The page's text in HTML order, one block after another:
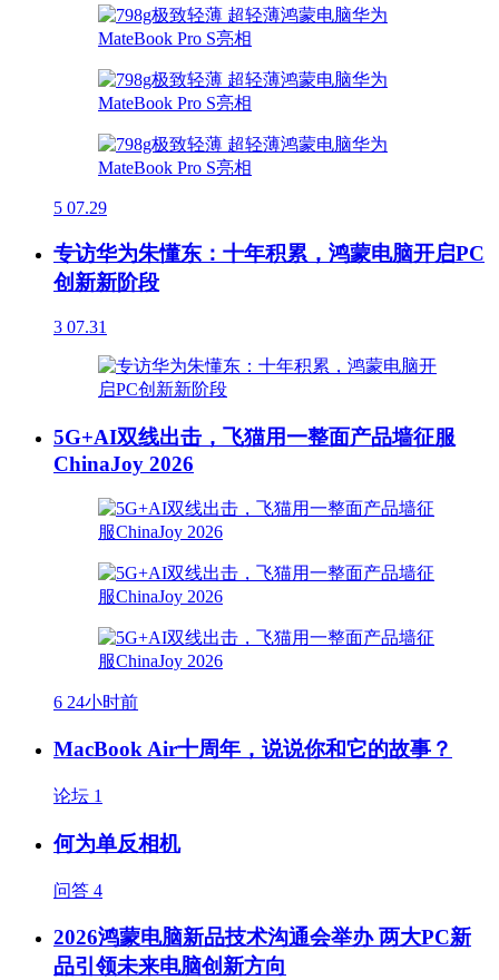
5 07.29
专访华为朱懂东：十年积累，鸿蒙电脑开启PC
创新新阶段
3 07.31
5G+AI双线出击，飞猫用一整面产品墙征服
ChinaJoy 2026
6 24小时前
MacBook Air十周年，说说你和它的故事？
论坛 1
何为单反相机
问答 4
2026鸿蒙电脑新品技术沟通会举办 两大PC新
品引领未来电脑创新方向